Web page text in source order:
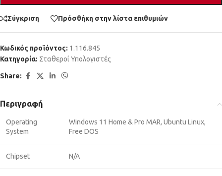
Σύγκριση Πρόσθήκη στην λίστα επιθυμιών
Κωδικός προϊόντος: 1.116.845
Κατηγορία: Σταθεροί Υπολογιστές
Share:
Περιγραφή
Operating
System
Windows 11 Home & Pro MAR, Ubuntu Linux,
Free DOS
Chipset N/A